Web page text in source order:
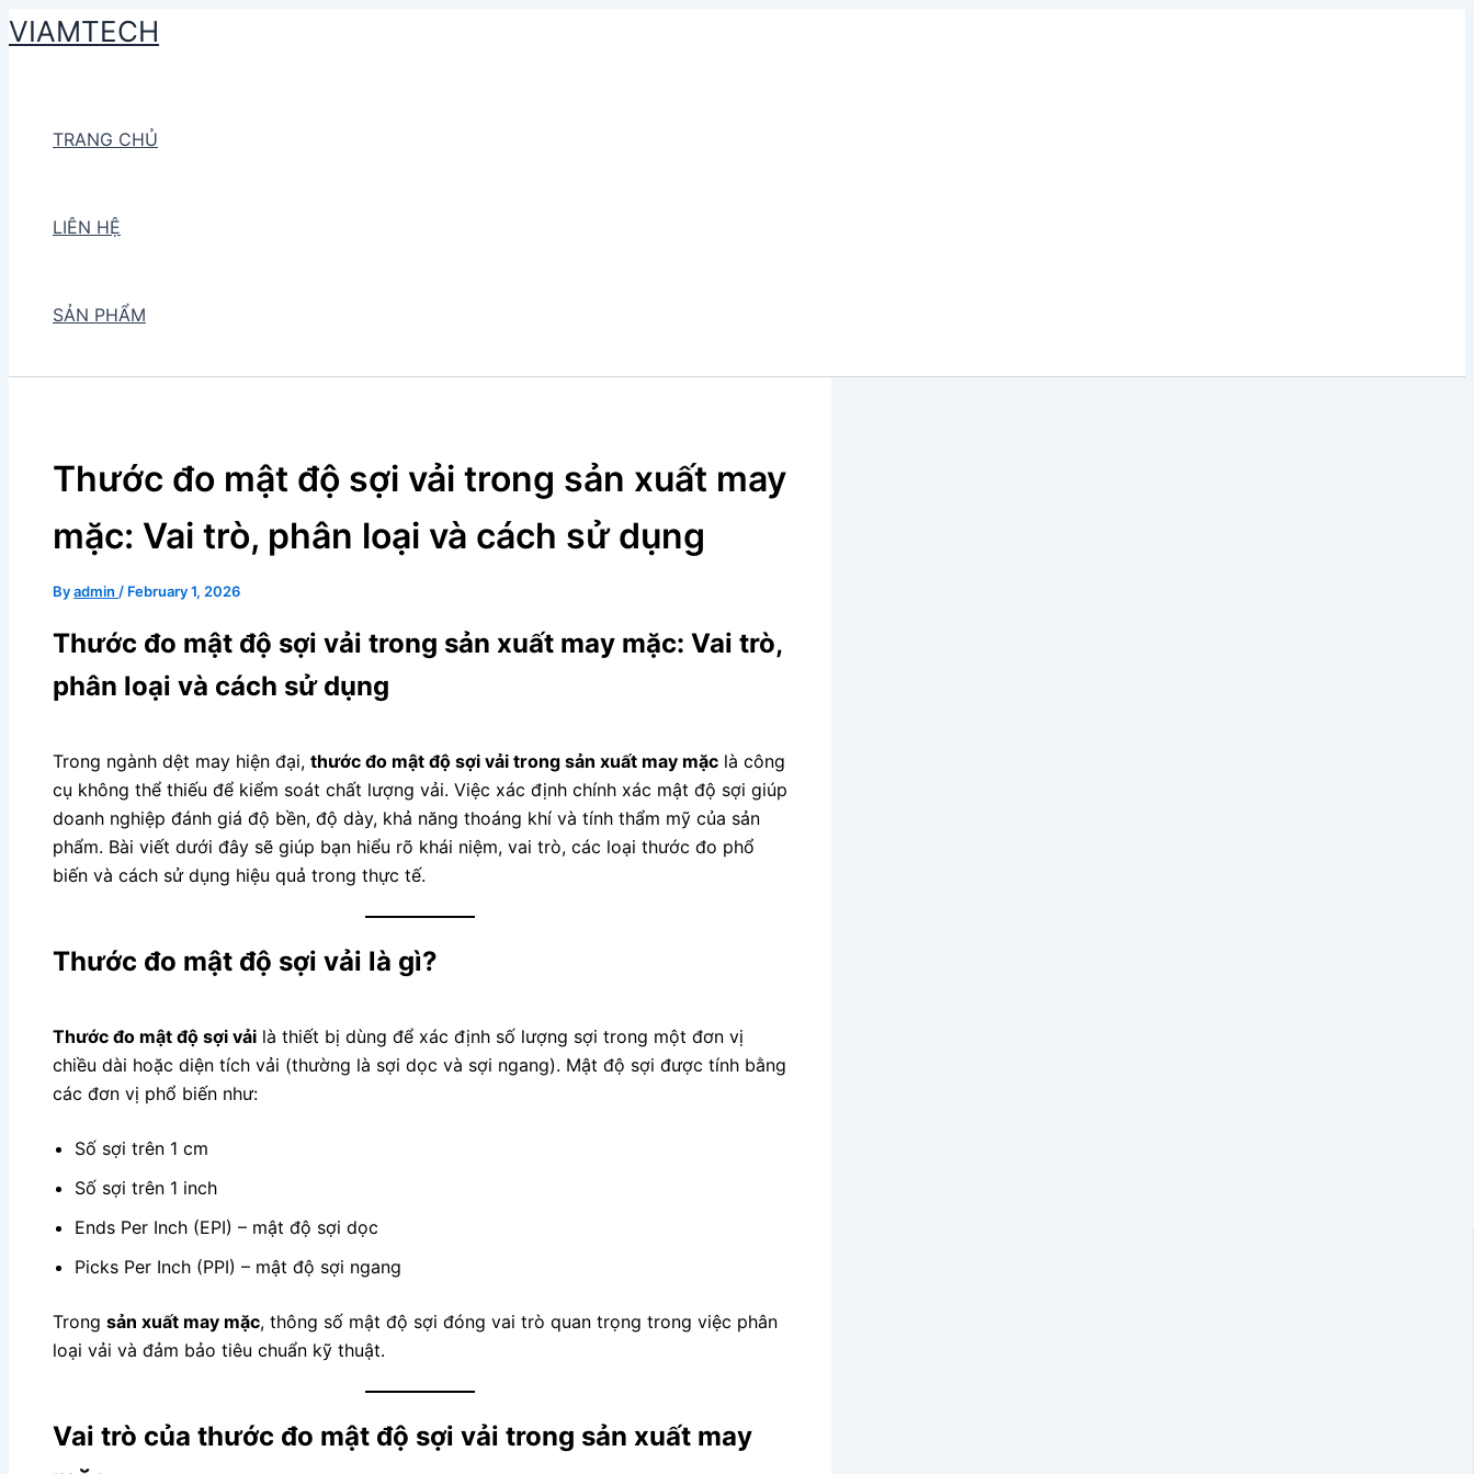
Skip
to
VIAMTECH
TRANG CHỦ
LIÊN HỆ
SẢN PHẨM
Thước đo mật độ sợi vải trong sản xuất may
mặc: Vai trò, phân loại và cách sử dụng
Byadmin / February 1, 2026
Thước đo mật độ sợi vải trong sản xuất may mặc: Vai trò,
phân loại và cách sử dụng
Trong ngành dệt may hiện đại, thước đo mật độ sợi vải trong sản xuất may mặc là công
cụ không thể thiếu để kiểm soát chất lượng vải. Việc xác định chính xác mật độ sợi giúp
doanh nghiệp đánh giá độ bền, độ dày, khả năng thoáng khí và tính thẩm mỹ của sản
phẩm. Bài viết dưới đây sẽ giúp bạn hiểu rõ khái niệm, vai trò, các loại thước đo phổ
biến và cách sử dụng hiệu quả trong thực tế.
Thước đo mật độ sợi vải là gì?
Thước đo mật độ sợi vải là thiết bị dùng để xác định số lượng sợi trong một đơn vị
chiều dài hoặc diện tích vải (thường là sợi dọc và sợi ngang). Mật độ sợi được tính bằng
các đơn vị phổ biến như:
Số sợi trên 1 cm
Số sợi trên 1 inch
Ends Per Inch (EPI) – mật độ sợi dọc
Picks Per Inch (PPI) – mật độ sợi ngang
Trong sản xuất may mặc, thông số mật độ sợi đóng vai trò quan trọng trong việc phân
loại vải và đảm bảo tiêu chuẩn kỹ thuật.
Vai trò của thước đo mật độ sợi vải trong sản xuất may